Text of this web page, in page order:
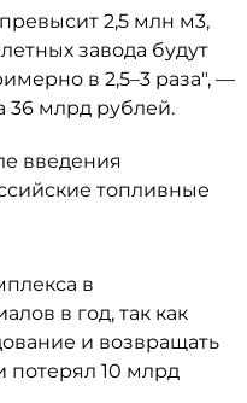
2,5 млн м3,
завода будут
в 2,5–3 раза", —
36 млрд рублей.
введения
топливные
в
в год, так как
и возвращать
потерял 10 млрд